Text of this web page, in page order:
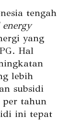
tengah
yang
Hal
lebih
subsidi
per tahun
ini tepat